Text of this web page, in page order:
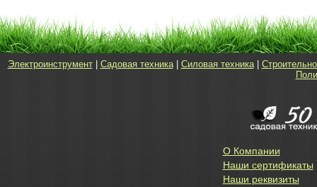
Электроинструмент| Садовая техника| Силовая техника|
О Компании
Наши сертификаты
Наши реквизиты